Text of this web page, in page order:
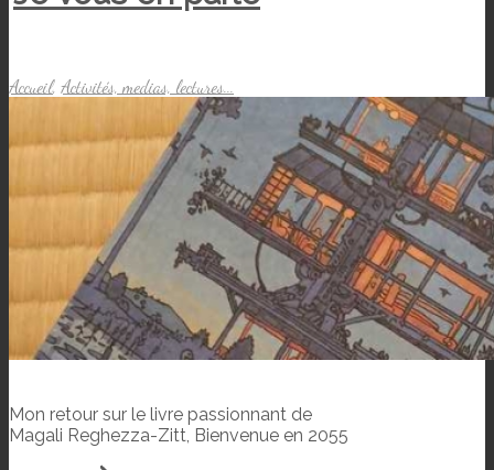
Accueil, Activités, medias, lectures...
Mon retour sur le livre passionnant de
Magali Reghezza-Zitt, Bienvenue en 2055